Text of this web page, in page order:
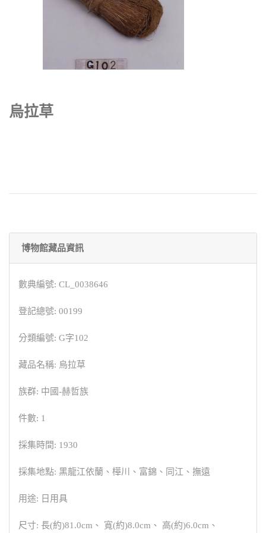
烏拉草
博物館藏品資訊
數典編號: CL_0038646
登記總號: 00199
分類編號: G字102
藏品名稱: 烏拉草
族群: 中國-赫哲族
件數: 1
採集時間: 1930
採集地點: 黑龍江依蘭、樺川、富錦、同江、撫遠
用途: 日用具
尺寸: 長(約)81.0cm、 寬(約)8.0cm、 高(約)6.0cm、